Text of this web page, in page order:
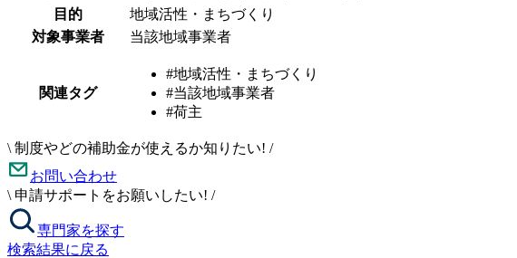
目的
地域活性・まちづくり
対象事業者
当該地域事業者
関連タグ
#地域活性・まちづくり
#当該地域事業者
#荷主
\ 制度やどの補助金が使えるか知りたい! /
お問い合わせ
\ 申請サポートをお願いしたい! /
専門家を探す
検索結果に戻る